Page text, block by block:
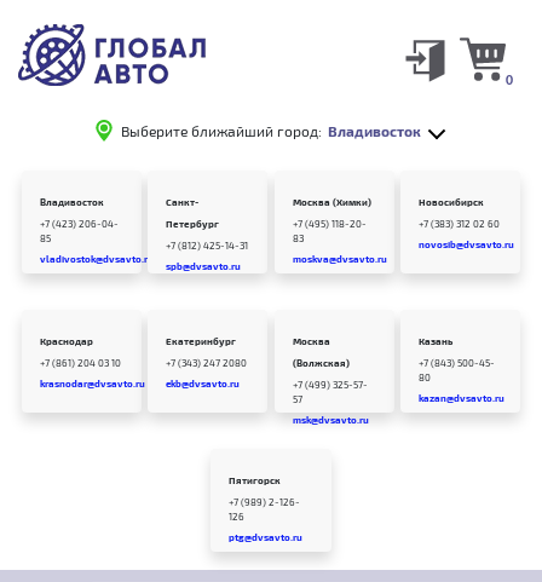
Выберите ближайший город: Владивосток
0
Владивосток
+7 (423) 206-04-
85
vladivostok@dvsavto.ru
Санкт-
Петербург
+7 (812) 425-14-31
spb@dvsavto.ru
Москва (Химки)
+7 (495) 118-20-
83
moskva@dvsavto.ru
Новосибирск
+7 (383) 312 02 60
novosib@dvsavto.ru
Краснодар
+7 (861) 204 03 10
krasnodar@dvsavto.ru
Екатеринбург
+7 (343) 247 2080
ekb@dvsavto.ru
Москва
(Волжская)
+7 (499) 325-57-
57
msk@dvsavto.ru
Казань
+7 (843) 500-45-
80
kazan@dvsavto.ru
Пятигорск
+7 (989) 2-126-
126
ptg@dvsavto.ru